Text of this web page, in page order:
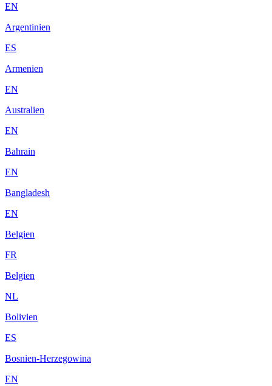
EN
Argentinien
ES
Armenien
EN
Australien
EN
Bahrain
EN
Bangladesh
EN
Belgien
FR
Belgien
NL
Bolivien
ES
Bosnien-Herzegowina
EN